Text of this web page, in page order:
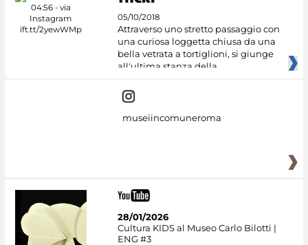
05/10/2018
Attraverso uno stretto passaggio con
una curiosa loggetta chiusa da una
bella vetrata a tortiglioni, si giunge
all'ultima stanza della
museiincomuneroma
28/01/2026
Cultura KIDS al Museo Carlo Bilotti |
ENG #3